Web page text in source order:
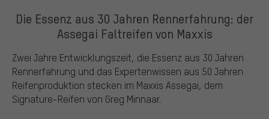
Die Essenz aus 30 Jahren Rennerfahrung: der
Assegai Faltreifen von Maxxis
Zwei Jahre Entwicklungszeit, die Essenz aus 30 Jahren
Rennerfahrung und das Expertenwissen aus 50 Jahren
Reifenproduktion stecken im Maxxis Assegai, dem
Signature-Reifen von Greg Minnaar.